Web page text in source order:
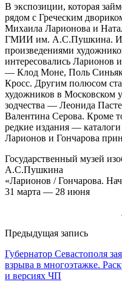
В экспозиции, которая
рядом с Греческим
Михаила Ларионова и
ГМИИ им. А.С.Пушкина. Их
произведениями
интересовались Ларионов
— Клод Моне, Поль
Кросс. Другим полюсом
художников в Московском
зодчества — Леонида
Валентина Серова. Кроме
редкие издания —
Ларионов и Гончарова
Государственный музей
А.С.Пушкина
«Ларионов / Гончарова.
31 марта — 28 июня
Предыдущая запись
Губернатор Севастополя
взрыва в многоэтажке.
и версиях ЧП